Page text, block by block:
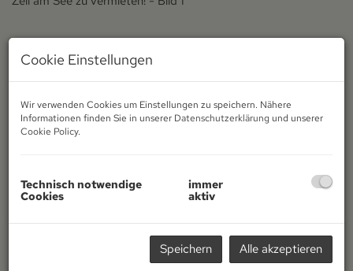
Cookie Einstellungen
Wir verwenden Cookies um Einstellungen zu speichern. Nähere
Informationen finden Sie in unserer Datenschutzerklärung und unserer
Cookie Policy.
Technisch notwendige
Cookies
immer
aktiv
Speichern Alle akzeptieren